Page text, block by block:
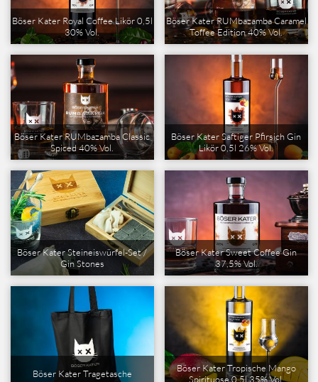
Böser Kater Royal Coffee Likör 0,5l
30% Vol.
Böser Kater RUMbazamba Caramel
Toffee Edition 40% Vol.
Böser Kater RUMbazamba Classic
Spiced 40% Vol.
Böser Kater Saftiger Pfirsich Gin
Likör 0,5l 26% Vol.
Böser Kater Steineiswürfel-Set /
Gin Stones
Böser Kater Sweet Coffee Gin
37,5% Vol.
Böser Kater Tragetasche
Böser Kater Tropische Mango
Spirituose 0,5l 35% Vol.